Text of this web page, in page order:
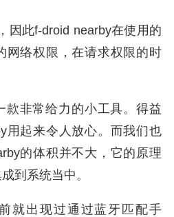
因此f-droid nearby在使用的
网络权限，在请求权限的时
款非常给力的小工具。得益
用起来令人放心。而我们也
的体积并不大，它的原理
到系统当中。
就出现过通过蓝牙匹配手